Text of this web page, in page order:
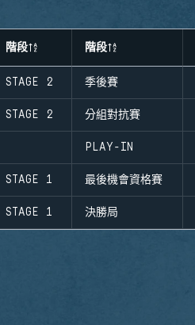
階段 階段
STAGE 2 季後賽
STAGE 2 分組對抗賽
PLAY-IN
STAGE 1 最後機會資格賽
STAGE 1 決勝局